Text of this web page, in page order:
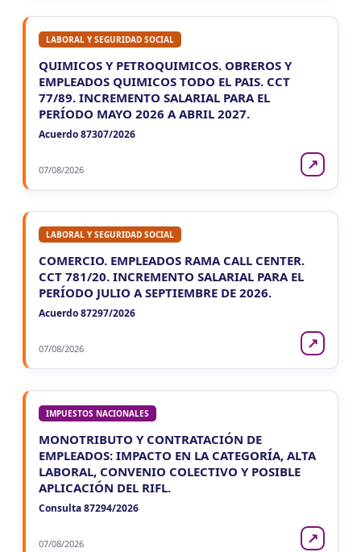
LABORAL Y SEGURIDAD SOCIAL
QUIMICOS Y PETROQUIMICOS. OBREROS Y
EMPLEADOS QUIMICOS TODO EL PAIS. CCT
77/89. INCREMENTO SALARIAL PARA EL
PERÍODO MAYO 2026 A ABRIL 2027.
Acuerdo 87307/2026
07/08/2026 ↗
LABORAL Y SEGURIDAD SOCIAL
COMERCIO. EMPLEADOS RAMA CALL CENTER.
CCT 781/20. INCREMENTO SALARIAL PARA EL
PERÍODO JULIO A SEPTIEMBRE DE 2026.
Acuerdo 87297/2026
07/08/2026 ↗
IMPUESTOS NACIONALES
MONOTRIBUTO Y CONTRATACIÓN DE
EMPLEADOS: IMPACTO EN LA CATEGORÍA, ALTA
LABORAL, CONVENIO COLECTIVO Y POSIBLE
APLICACIÓN DEL RIFL.
Consulta 87294/2026
07/08/2026 ↗